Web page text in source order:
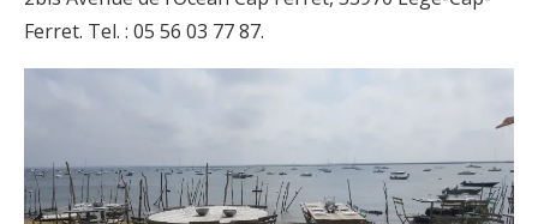
Ferret. Tel. : 05 56 03 77 87.